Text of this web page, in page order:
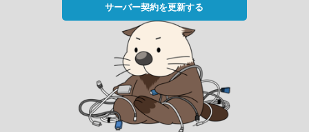
サーバー契約を更新する